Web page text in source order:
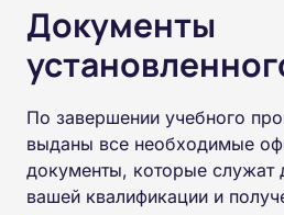
Документы
По завершении учебного
выданы все необходимые
документы, которые служат
вашей квалификации и